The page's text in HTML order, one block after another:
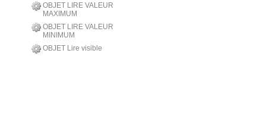
OBJET LIRE VALEUR
MAXIMUM
OBJET LIRE VALEUR
MINIMUM
OBJET Lire visible